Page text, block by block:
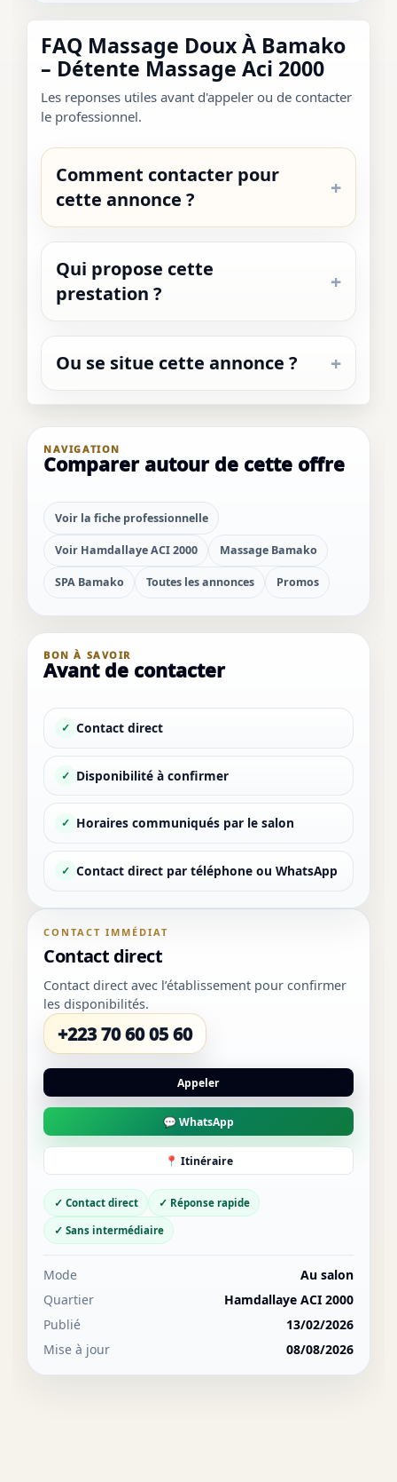
BON À SAVOIR
Avant de contacter
✓ Contact direct
✓ Disponibilité à confirmer
✓ Horaires communiqués par le salon
✓ Contact direct par téléphone ou WhatsApp
FAQ Massage Doux À Bamako
– Détente Massage Aci 2000
Les reponses utiles avant d'appeler ou de contacter
le professionnel.
Comment contacter pour
cette annonce ?
Qui propose cette
prestation ?
Ou se situe cette annonce ?
NAVIGATION
Comparer autour de cette offre
Voir la fiche professionnelle
Voir Hamdallaye ACI 2000 Massage Bamako
SPA Bamako Toutes les annonces Promos
CONTACT IMMÉDIAT
Contact direct
Contact direct avec l’établissement pour confirmer
les disponibilités.
+223 70 60 05 60
Appeler
💬 WhatsApp
📍 Itinéraire
✓ Contact direct ✓ Réponse rapide
✓ Sans intermédiaire
Mode
Au salon
Quartier
Hamdallaye ACI 2000
Publié
13/02/2026
Mise à jour
08/08/2026